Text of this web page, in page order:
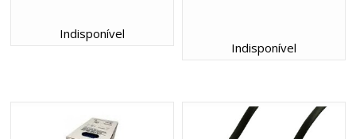
Indisponível
Indisponível